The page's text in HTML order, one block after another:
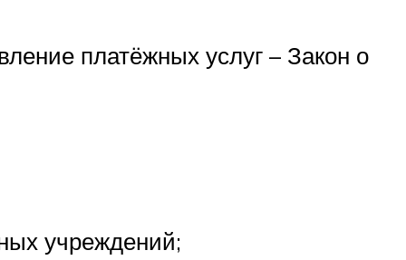
платёжных услуг – Закон о
учреждений;